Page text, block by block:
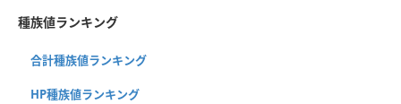
種族値ランキング
合計種族値ランキング
HP種族値ランキング